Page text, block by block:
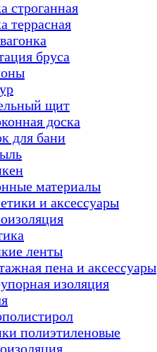
строганная
террасная
бруса
щит
доска
для бани
материалы
и аксессуары
ленты
пена и аксессуары
изоляция
полиэтиленовые